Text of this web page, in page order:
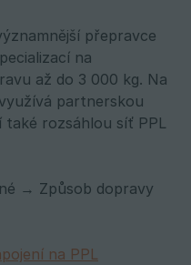
přepravce
na
až do 3 000 kg. Na
partnerskou
také rozsáhlou síť PPL
→ Způsob dopravy
na PPL